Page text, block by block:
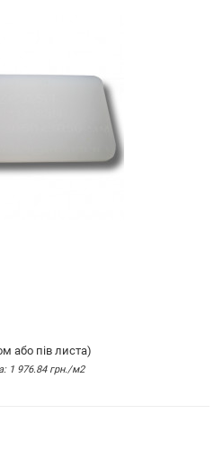
або пів листа)
1 976.84 грн./м2